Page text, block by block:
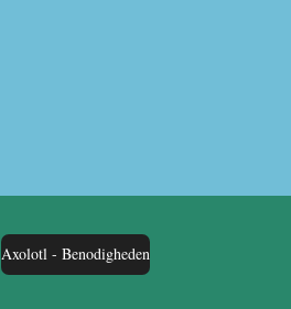
Axolotl - Benodigheden